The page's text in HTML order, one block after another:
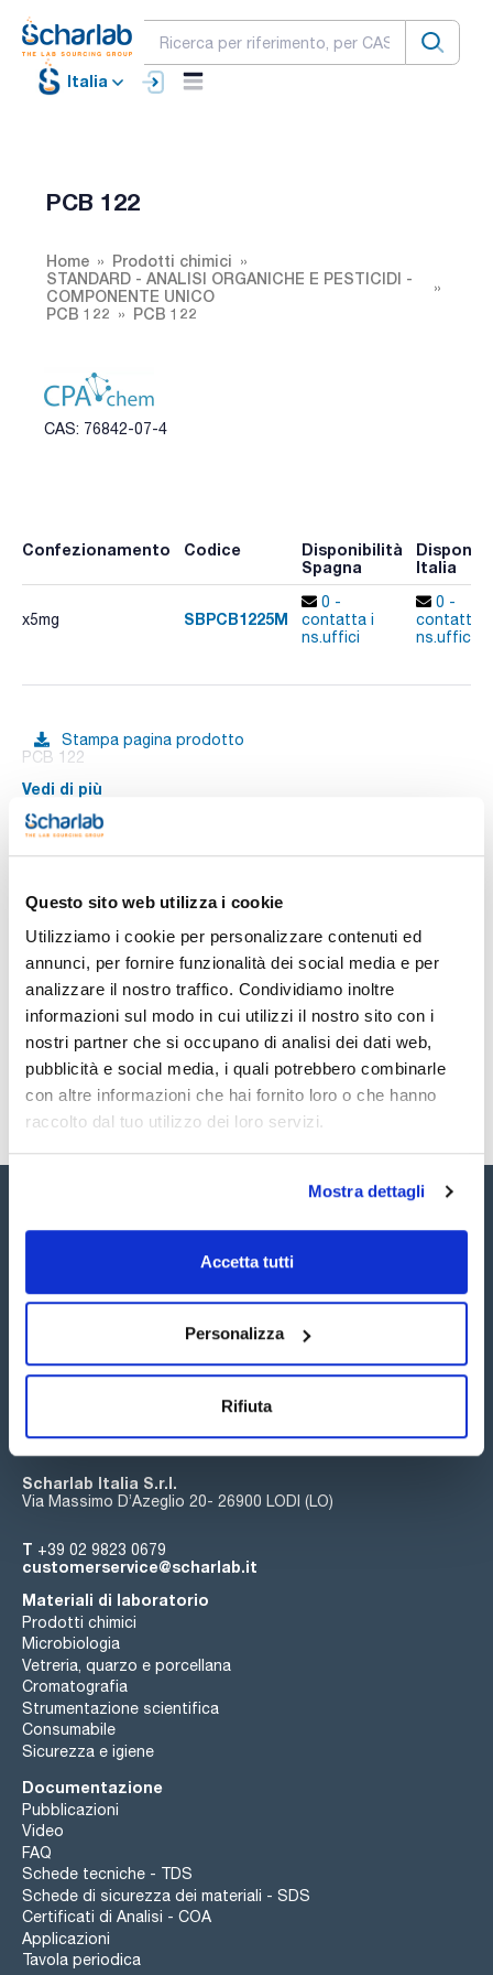
Questo sito web utilizza i cookie
Utilizziamo i cookie per personalizzare contenuti ed
annunci, per fornire funzionalità dei social media e per
analizzare il nostro traffico. Condividiamo inoltre
informazioni sul modo in cui utilizzi il nostro sito con i
nostri partner che si occupano di analisi dei dati web,
pubblicità e social media, i quali potrebbero combinarle
con altre informazioni che hai fornito loro o che hanno
raccolto dal tuo utilizzo dei loro servizi.
Mostra dettagli
Accetta tutti
Personalizza
Rifiuta
Italia
PCB 122
Home
Prodotti chimici
STANDARD - ANALISI ORGANICHE E PESTICIDI -
COMPONENTE UNICO
PCB 122
PCB 122
CAS: 76842-07-4
Confezionamento Codice
Disponibilità
Spagna
Italia
x5mg SBPCB1225M
0 -
contatta i
ns.uffici
0 -
contatta i
ns.uffici
Stampa pagina prodotto
PCB 122
Vedi di più
Documentazione tecnica
TDS / Scheda tecnica
Registrati per i download
COA
Registrati per i download
SDS / Scheda di
Sicurezza
Registrati per i download
Seguici:
Iscriviti alla Newsletter
Scharlab Italia S.r.l.
Via Massimo D’Azeglio 20- 26900 LODI (LO)
T +39 02 9823 0679
customerservice@scharlab.it
Materiali di laboratorio
Prodotti chimici
Microbiologia
Vetreria, quarzo e porcellana
Cromatografia
Strumentazione scientifica
Consumabile
Sicurezza e igiene
Documentazione
Pubblicazioni
Video
FAQ
Schede tecniche - TDS
Schede di sicurezza dei materiali - SDS
Certificati di Analisi - COA
Applicazioni
Tavola periodica